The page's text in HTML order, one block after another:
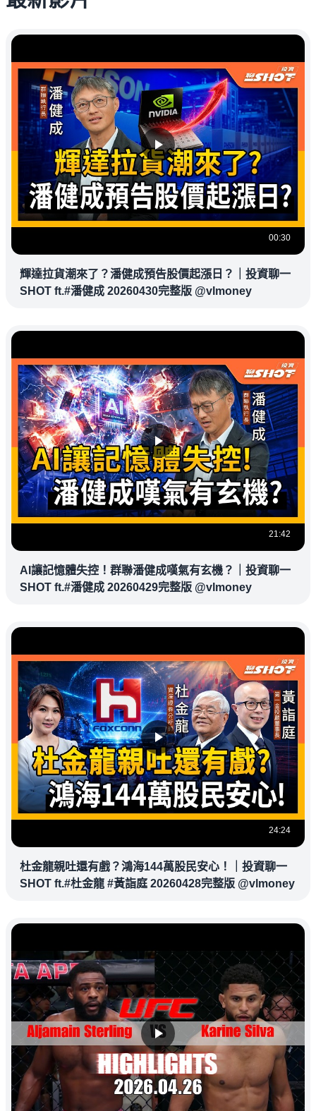
00:30
輝達拉貨潮來了？潘健成預告股價起漲日？｜投資聊一
SHOT ft.#潘健成 20260430完整版 @vlmoney
21:42
AI讓記憶體失控！群聯潘健成嘆氣有玄機？｜投資聊一
SHOT ft.#潘健成 20260429完整版 @vlmoney
24:24
杜金龍親吐還有戲？鴻海144萬股民安心！｜投資聊一
SHOT ft.#杜金龍 #黃詣庭 20260428完整版 @vlmoney